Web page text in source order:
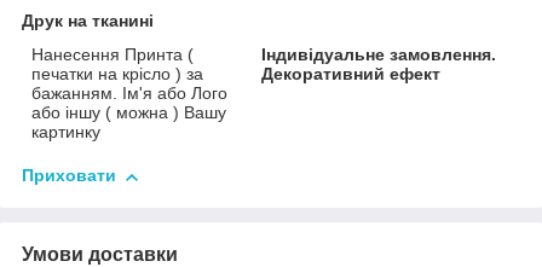
Друк на тканині
Нанесення Принта (
печатки на крісло ) за
бажанням. Ім'я або Лого
або іншу ( можна ) Вашу
картинку
Індивідуальне замовлення.
Декоративний ефект
Приховати
Умови доставки